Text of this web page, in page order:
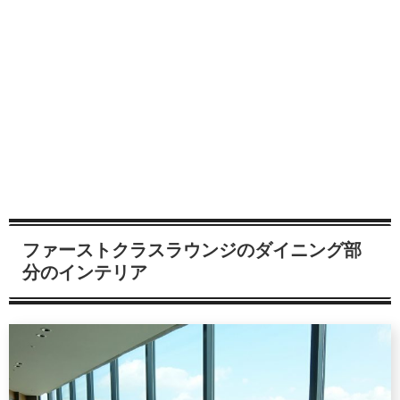
ファーストクラスラウンジのダイニング部
分のインテリア